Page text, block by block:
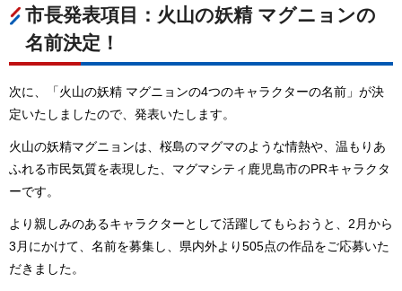
市長発表項目：火山の妖精 マグニョンの
名前決定！
次に、「火山の妖精 マグニョンの4つのキャラクターの名前」が決
定いたしましたので、発表いたします。
火山の妖精マグニョンは、桜島のマグマのような情熱や、温もりあ
ふれる市民気質を表現した、マグマシティ鹿児島市のPRキャラクタ
ーです。
より親しみのあるキャラクターとして活躍してもらおうと、2月から
3月にかけて、名前を募集し、県内外より505点の作品をご応募いた
だきました。